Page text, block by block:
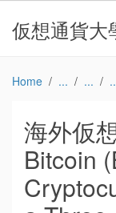
仮想通貨大
Home
海外仮
Bitcoin